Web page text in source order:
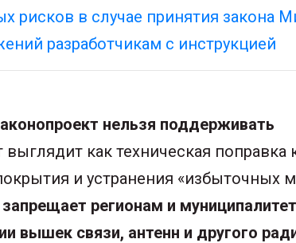
рисков в случае принятия закона
разработчикам с инструкцией
нельзя поддерживать
как техническая поправка
и устранения «избыточных
запрещает регионам и
вышек связи, антенн и другого